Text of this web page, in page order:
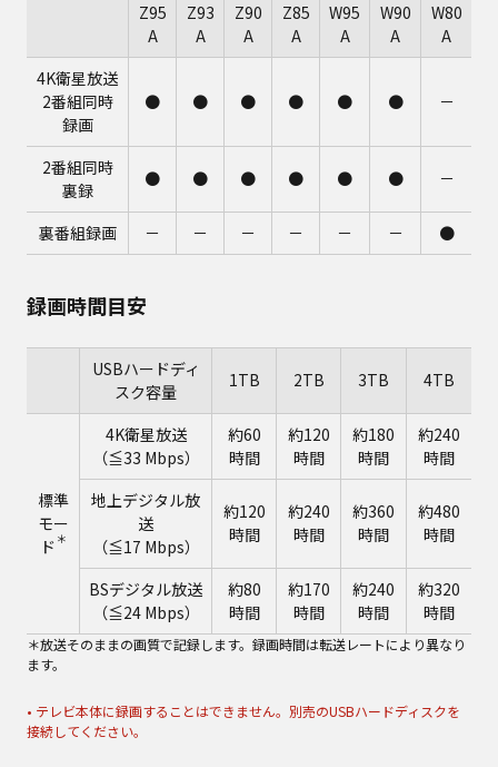
Z95
A
Z93
A
Z90
A
Z85
A
W95
A
W90
A
W80
A
4K衛星放送
2番組同時
録画
● ● ● ● ● ● －
2番組同時
裏録
● ● ● ● ● ● －
裏番組録画 － － － － － － ●
録画時間目安
USBハードディ
スク容量
1TB 2TB 3TB 4TB
標準
モー
ド ＊
4K衛星放送
（≦33 Mbps）
約60
時間
約120
時間
約180
時間
約240
時間
地上デジタル放
送
（≦17 Mbps）
約120
時間
約240
時間
約360
時間
約480
時間
BSデジタル放送
（≦24 Mbps）
約80
時間
約170
時間
約240
時間
約320
時間
＊放送そのままの画質で記録します。録画時間は転送レートにより異なり
ます。
• テレビ本体に録画することはできません。別売のUSBハードディスクを
接続してください。